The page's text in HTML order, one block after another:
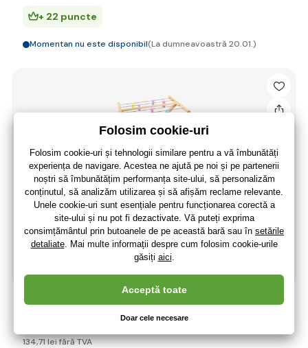
+ 22 puncte
Momentan nu este disponibil(La dumneavoastră 20.01.)
134,71 leifără TVA